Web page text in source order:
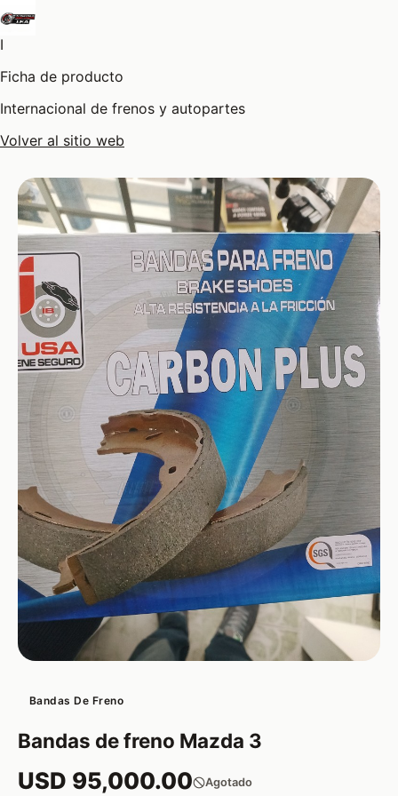
I
Ficha de producto
Internacional de frenos y autopartes
Volver al sitio web
Bandas De Freno
Bandas de freno Mazda 3
USD 95,000.00 Agotado